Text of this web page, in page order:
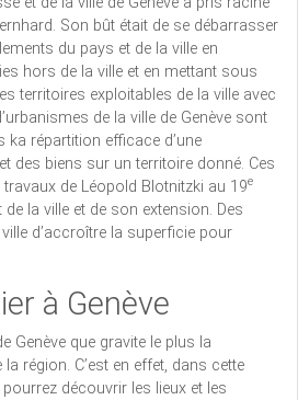
Son bût était de se débarrasser
du pays et de la ville en
hors de la ville et en mettant sous
territoires exploitables de la ville avec
de la ville de Genève sont
répartition efficace d’une
des biens sur un territoire donné. Ces
de Léopold Blotnitzki au 19e
de la ville et de son extension. Des
d’accroître la superficie pour
à Genève
Genève que gravite le plus la
région. C’est en effet, dans cette
découvrir les lieux et les